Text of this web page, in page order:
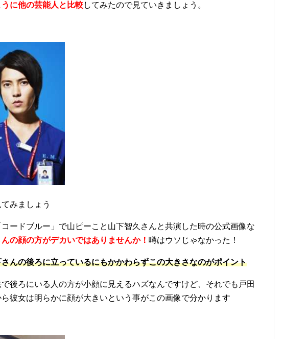
に他の芸能人と比較してみたので見ていきましょう。
みましょう
ードブルー」で山ピーこと山下智久さんと共演した時の公式画像な
の顔の方がデカいではありませんか！ 噂はウソじゃなかった！
んの後ろに立っているにもかかわらずこの大きさなのがポイント
後ろにいる人の方が小顔に見えるハズなんですけど、それでも戸田
彼女は明らかに顔が大きいという事がこの画像で分かります